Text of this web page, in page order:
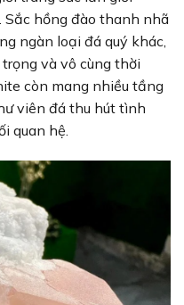
hồng đào thanh nhã
ngàn loại đá quý khác,
và vô cùng thời
còn mang nhiều tầng
viên đá thu hút tình
quan hệ.